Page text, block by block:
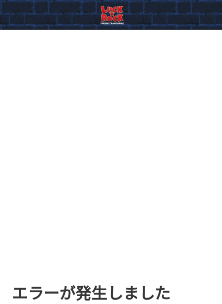
エラーが発生しました